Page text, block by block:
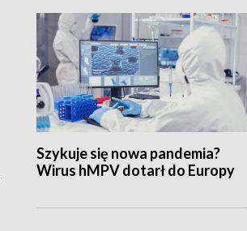
Szykuje się nowa pandemia?
Wirus hMPV dotarł do Europy